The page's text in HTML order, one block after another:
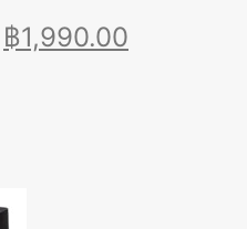
Original
฿1,990.00